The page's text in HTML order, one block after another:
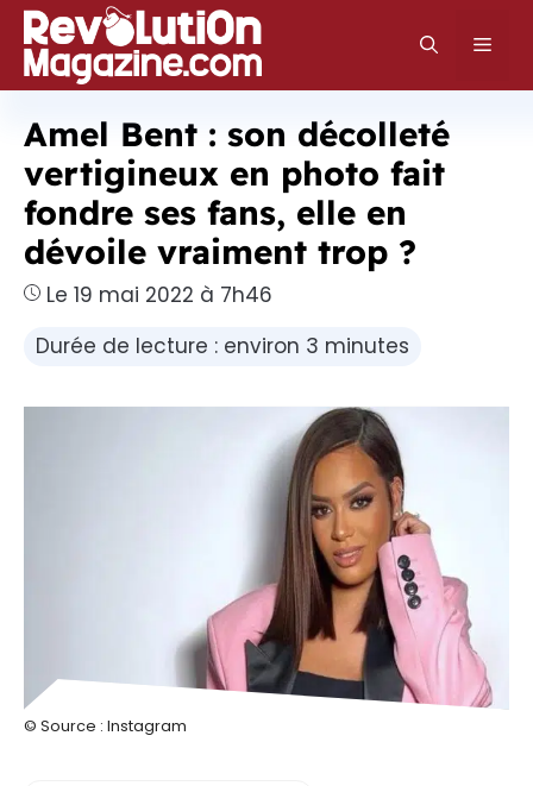
Aller
au
contenu
Amel Bent : son décolleté
vertigineux en photo fait
fondre ses fans, elle en
dévoile vraiment trop ?
Le 19 mai 2022 à 7h46
Durée de lecture : environ 3 minutes
© Source : Instagram